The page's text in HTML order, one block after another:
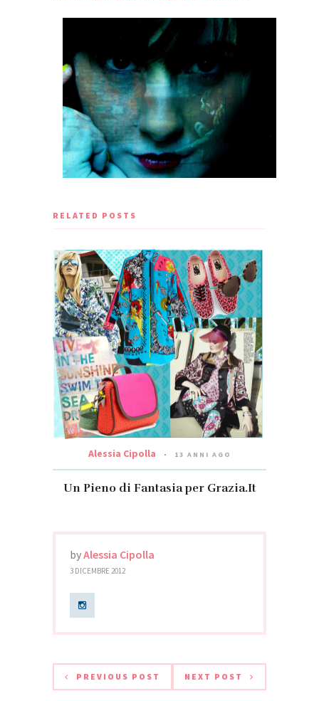
RELATED POSTS
Alessia Cipolla 13 ANNI AGO
Un Pieno di Fantasia per Grazia.It
byAlessia Cipolla
3 DICEMBRE 2012
PREVIOUS POST NEXT POST